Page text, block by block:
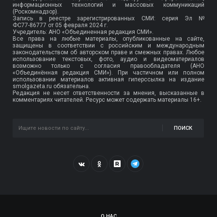
информационных технологий и массовых коммуникаций
(Роскомнадзор).
Запись в реестре зарегистрированных СМИ: серия Эл №
ФС77-86777 от 05 февраля 2024 г.
Учредитель: АНО «Объединенная редакция СМИ».
Все права на любые материалы, опубликованные на сайте,
защищены в соответствии с российским и международным
законодательством об авторском праве и смежных правах. Любое
использование текстовых, фото, аудио и видеоматериалов
возможно только с согласия правообладателя (АНО
«Объединённая редакция СМИ»). При частичном или полном
использовании материалов активная гиперссылка на издание
smolgazeta.ru обязательна.
Редакция не несет ответственности за мнения, высказанные в
комментариях читателей. Ресурс может содержать материалы 16+.
ПОИСК